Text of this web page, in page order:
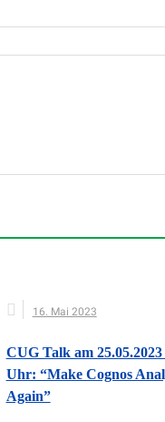
16. Mai 2023
CUG Talk am 25.05.2023
Uhr: “Make Cognos
Again”